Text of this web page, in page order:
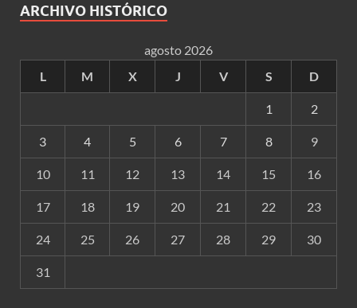
ARCHIVO HISTÓRICO
agosto 2026
L
M X J V S D
1 2
3 4 5 6 7 8 9
10 11 12 13 14 15 16
17 18 19 20 21 22 23
24 25 26 27 28 29 30
31